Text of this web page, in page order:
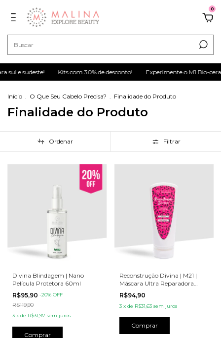
0
sul e sudeste! Kits com 30% de desconto! Experimente o M1 Bio-
Início . O Que Seu Cabelo Precisa? . Finalidade do Produto
Finalidade do Produto
Ordenar Filtrar
Divina Blindagem | Nano
Película Protetora 60ml
R$95,90 -20% OFF
R$119,90
3 x de R$31,97 sem juros
Reconstrução Divina | M21 |
Máscara Ultra Reparadora
200ml
R$94,90
3 x de R$31,63 sem juros